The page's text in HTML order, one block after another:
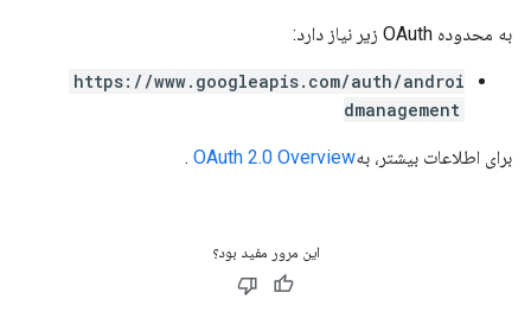
به محدوده OAuth زیر نیاز دارد:
https://www.googleapis.com/auth/androi
dmanagement
برای اطلاعات بیشتر، بهOAuth 2.0 Overview
.
این مرور مفید بود؟